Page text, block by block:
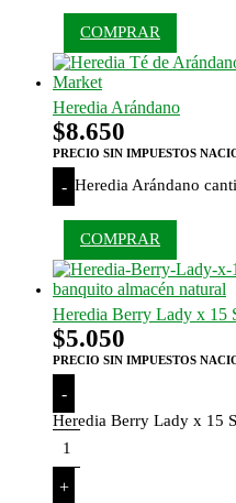
COMPRAR
Heredia Arándano
$8.650
PRECIO SIN IMPUESTOS
- Heredia Arándano
COMPRAR
Heredia Berry Lady x 15
$5.050
PRECIO SIN IMPUESTOS
-
Heredia Berry Lady x 15
+